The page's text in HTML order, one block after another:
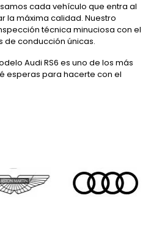
cada vehículo que entra al
la máxima calidad. Nuestro
técnica minuciosa con el
de conducción únicas.
Audi RS6 es uno de los más
esperas para hacerte con el